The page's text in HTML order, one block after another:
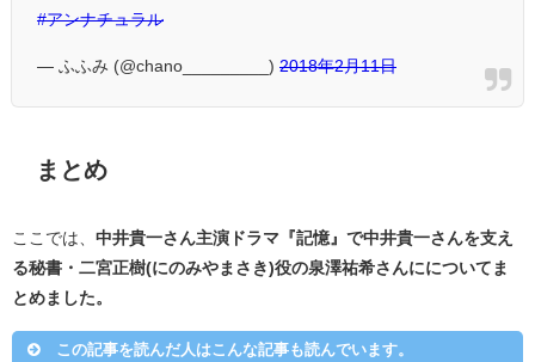
#アンナチュラル
— ふふみ (@chano_________) 2018年2月11日
まとめ
ここでは、 中井貴一さん主演ドラマ『記憶』で中井貴一さんを支え
る秘書・二宮正樹(にのみやまさき)役の泉澤祐希さんにについてま
とめました。
この記事を読んだ人はこんな記事も読んでいます。